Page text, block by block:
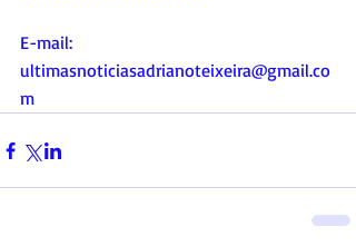
E-mail:
ultimasnoticiasadrianoteixeira@gmail.co
m